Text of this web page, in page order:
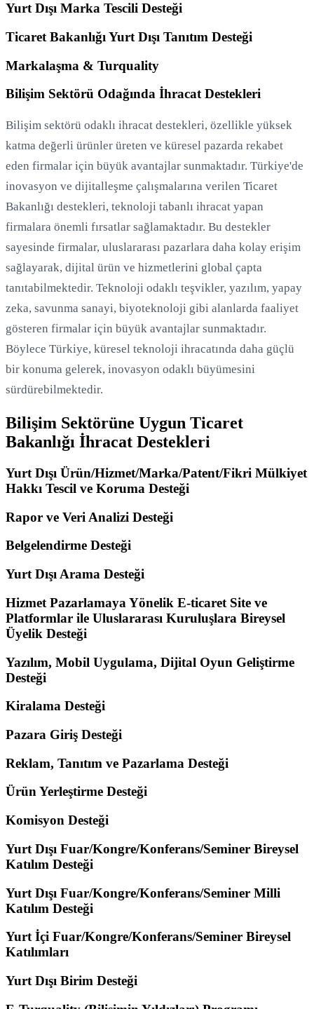
Yurt Dışı Marka Tescili Desteği
Ticaret Bakanlığı Yurt Dışı Tanıtım Desteği
Markalaşma & Turquality
Bilişim Sektörü Odağında İhracat Destekleri
Bilişim sektörü odaklı ihracat destekleri, özellikle yüksek
katma değerli ürünler üreten ve küresel pazarda rekabet
eden firmalar için büyük avantajlar sunmaktadır. Türkiye'de
inovasyon ve dijitalleşme çalışmalarına verilen Ticaret
Bakanlığı destekleri, teknoloji tabanlı ihracat yapan
firmalara önemli fırsatlar sağlamaktadır. Bu destekler
sayesinde firmalar, uluslararası pazarlara daha kolay erişim
sağlayarak, dijital ürün ve hizmetlerini global çapta
tanıtabilmektedir. Teknoloji odaklı teşvikler, yazılım, yapay
zeka, savunma sanayi, biyoteknoloji gibi alanlarda faaliyet
gösteren firmalar için büyük avantajlar sunmaktadır.
Böylece Türkiye, küresel teknoloji ihracatında daha güçlü
bir konuma gelerek, inovasyon odaklı büyümesini
sürdürebilmektedir.
Bilişim Sektörüne Uygun Ticaret
Bakanlığı İhracat Destekleri
Yurt Dışı Ürün/Hizmet/Marka/Patent/Fikri Mülkiyet
Hakkı Tescil ve Koruma Desteği
Rapor ve Veri Analizi Desteği
Belgelendirme Desteği
Yurt Dışı Arama Desteği
Hizmet Pazarlamaya Yönelik E-ticaret Site ve
Platformlar ile Uluslararası Kuruluşlara Bireysel
Üyelik Desteği
Yazılım, Mobil Uygulama, Dijital Oyun Geliştirme
Desteği
Kiralama Desteği
Pazara Giriş Desteği
Reklam, Tanıtım ve Pazarlama Desteği
Ürün Yerleştirme Desteği
Komisyon Desteği
Yurt Dışı Fuar/Kongre/Konferans/Seminer Bireysel
Katılım Desteği
Yurt Dışı Fuar/Kongre/Konferans/Seminer Milli
Katılım Desteği
Yurt İçi Fuar/Kongre/Konferans/Seminer Bireysel
Katılımları
Yurt Dışı Birim Desteği